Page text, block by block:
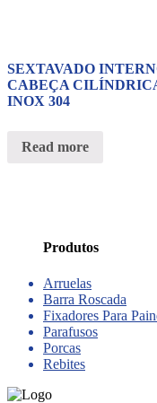
SEXTAVADO
CABEÇA
INOX 304
Read more
Produtos
Arruelas
Barra Roscada
Fixadores Para
Parafusos
Porcas
Rebites